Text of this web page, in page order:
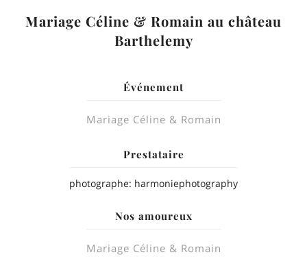
Mariage Céline & Romain au château
Barthelemy
Événement
Mariage Céline & Romain
Prestataire
photographe: harmoniephotography
Nos amoureux
Mariage Céline & Romain